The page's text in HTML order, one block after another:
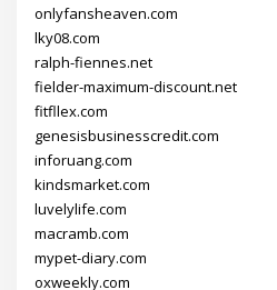
onlyfansheaven.com
lky08.com
ralph-fiennes.net
fielder-maximum-discount.net
fitfllex.com
genesisbusinesscredit.com
inforuang.com
kindsmarket.com
luvelylife.com
macramb.com
mypet-diary.com
oxweekly.com